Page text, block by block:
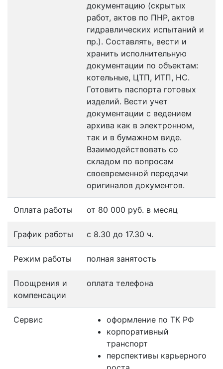
документацию (скрытых
работ, актов по ПНР, актов
гидравлических испытаний и
пр.). Составлять, вести и
хранить исполнительную
документации по объектам:
котельные, ЦТП, ИТП, НС.
Готовить паспорта готовых
изделий. Вести учет
документации с ведением
архива как в электронном,
так и в бумажном виде.
Взаимодействовать со
складом по вопросам
своевременной передачи
оригиналов документов.
Оплата работы от 80 000 руб. в месяц
График работы с 8.30 до 17.30 ч.
Режим работы полная занятость
Поощрения и
компенсации
оплата телефона
Сервис
оформление по ТК РФ
корпоративный
транспорт
перспективы карьерного